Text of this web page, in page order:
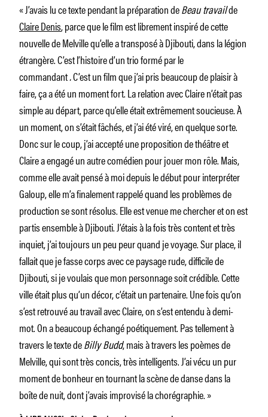
« J’avais lu ce texte pendant la préparation deBeau travailde
Claire Denis, parce que le film est librement inspiré de cette
nouvelle de Melville qu’elle a transposé à Djibouti, dans la légion
étrangère. C’est l’histoire d’un trio formé par le
commandant.C’est un film que j’ai pris beaucoup de plaisir à
faire, ça a été un moment fort. La relation avec Claire n’était pas
simple au départ, parce qu’elle était extrêmement soucieuse. À
un moment, on s’était fâchés, et j’ai été viré, en quelque sorte.
Donc sur le coup, j’ai accepté une proposition de théâtre et
Claire a engagé un autre comédien pour jouer mon rôle. Mais,
comme elle avait pensé à moi depuis le début pour interpréter
Galoup, elle m’a finalement rappelé quand les problèmes de
production se sont résolus. Elle est venue me chercher et on est
partis ensemble à Djibouti. J’étais à la fois très content et très
inquiet, j’ai toujours un peu peur quand je voyage. Sur place, il
fallait que je fasse corps avec ce paysage rude, difficile de
Djibouti, si je voulais que mon personnage soit crédible. Cette
ville était plus qu’un décor, c’était un partenaire. Une fois qu’on
s’est retrouvé au travail avec Claire, on s’est entendu à demi-
mot. On a beaucoup échangé poétiquement. Pas tellement à
travers le texte deBilly Budd, mais à travers les poèmes de
Melville, qui sont très concis, très intelligents. J’ai vécu un pur
moment de bonheur en tournant la scène de danse dans la
boîte de nuit, dont j’avais improvisé la chorégraphie. »